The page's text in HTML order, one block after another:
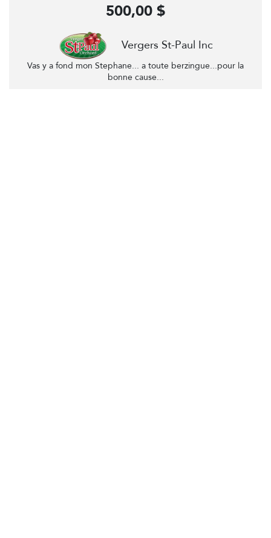
Vergers St-Paul Inc
Vas y a fond mon Stephane... a toute berzingue...pour la
bonne cause...
500,00 $